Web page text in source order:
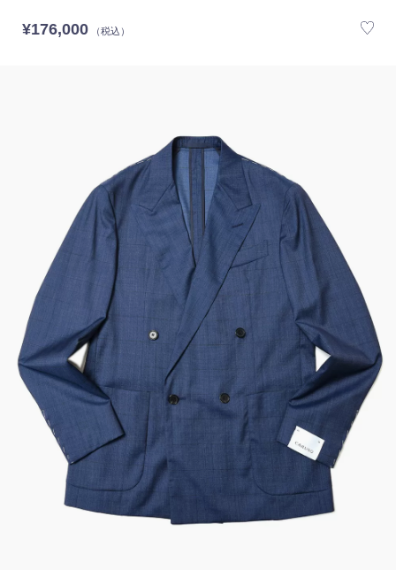
¥176,000（税込）